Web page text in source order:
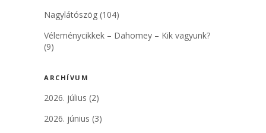
Nagylátószög (104)
Véleménycikkek – Dahomey – Kik vagyunk?
(9)
ARCHÍVUM
2026. július (2)
2026. június (3)